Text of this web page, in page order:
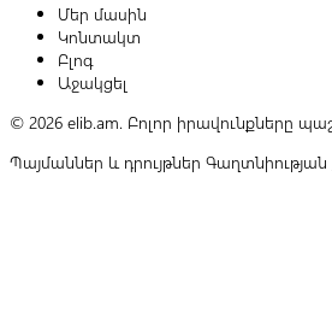
Մեր մասին
Կոնտակտ
Բլոգ
Աջակցել
© 2026 elib.am. Բոլոր իրավունքները
Պայմաններ և դրույթներ